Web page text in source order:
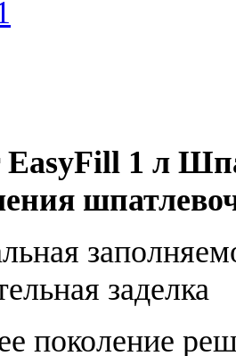
1 л
заделка
поколение